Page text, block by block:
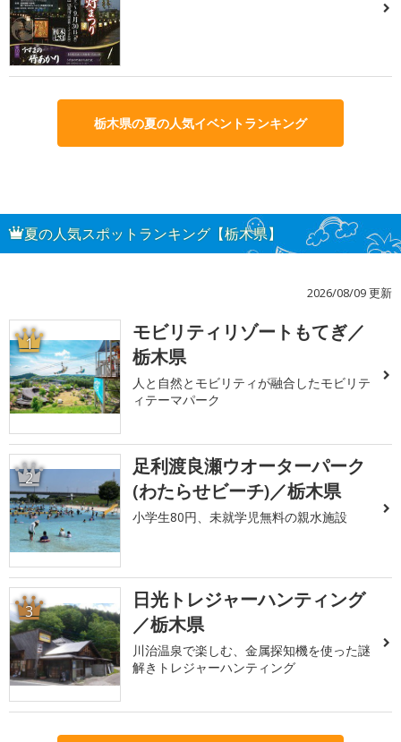
栃木県の夏の人気イベントランキング
夏の人気スポットランキング【栃木県】
2026/08/09 更新
1
モビリティリゾートもてぎ／
栃木県
人と自然とモビリティが融合したモビリテ
ィテーマパーク
2
足利渡良瀬ウオーターパーク
(わたらせビーチ)／栃木県
小学生80円、未就学児無料の親水施設
3
日光トレジャーハンティング
／栃木県
川治温泉で楽しむ、金属探知機を使った謎
解きトレジャーハンティング